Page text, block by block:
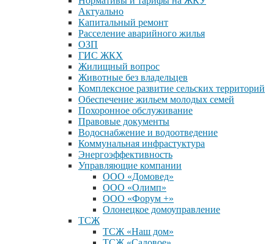
Актуально
Капитальный ремонт
Расселение аварийного жилья
ОЗП
ГИС ЖКХ
Жилищный вопрос
Животные без владельцев
Комплексное развитие сельских территорий
Обеспечение жильем молодых семей
Похоронное обслуживание
Правовые документы
Водоснабжение и водоотведение
Коммунальная инфрастуктура
Энергоэффективность
Управляющие компании
ООО «Домовед»
ООО «Олимп»
ООО «Форум +»
Олонецкое домоуправление
ТСЖ
ТСЖ «Наш дом»